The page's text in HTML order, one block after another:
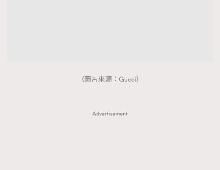
（圖片來源：Gucci）
Advertisement